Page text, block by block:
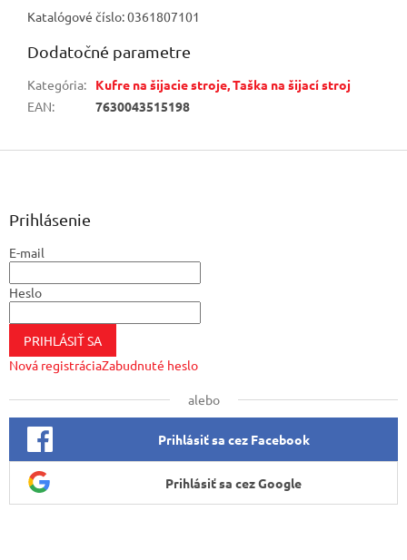
Katalógové číslo: 0361807101
Dodatočné parametre
Kategória:
Kufre na šijacie stroje, Taška na šijací stroj
EAN: 7630043515198
Z
Prihlásenie
E-mail
Heslo
PRIHLÁSIŤ SA
Nová registráciaZabudnuté heslo
alebo
Prihlásiť sa cez Facebook
Prihlásiť sa cez Google